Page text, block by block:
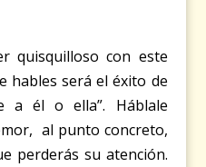
quisquilloso con este
hables será el éxito de
a él o ella”. Háblale
al punto concreto,
perderás su atención.